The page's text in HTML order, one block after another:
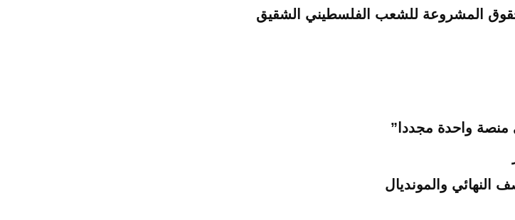
المشروعة للشعب الفلسطيني الشقيق
واحدة مجددا”
والمونديال